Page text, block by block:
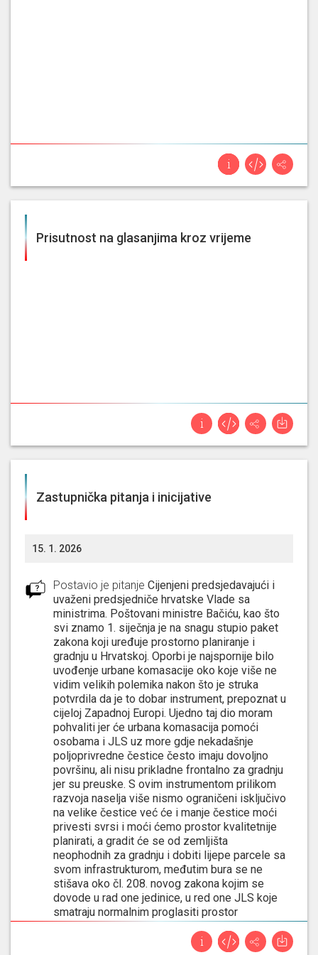
Prisutnost na glasanjima kroz vrijeme
Zastupnička pitanja i inicijative
15. 1. 2026
Postavio je pitanje Cijenjeni predsjedavajući i
uvaženi predsjedniče hrvatske Vlade sa
ministrima. Poštovani ministre Bačiću, kao što
svi znamo 1. siječnja je na snagu stupio paket
zakona koji uređuje prostorno planiranje i
gradnju u Hrvatskoj. Oporbi je najspornije bilo
uvođenje urbane komasacije oko koje više ne
vidim velikih polemika nakon što je struka
potvrdila da je to dobar instrument, prepoznat u
cijeloj Zapadnoj Europi. Ujedno taj dio moram
pohvaliti jer će urbana komasacija pomoći
osobama i JLS uz more gdje nekadašnje
poljoprivredne čestice često imaju dovoljno
površinu, ali nisu prikladne frontalno za gradnju
jer su preuske. S ovim instrumentom prilikom
razvoja naselja više nismo ograničeni isključivo
na velike čestice već će i manje čestice moći
privesti svrsi i moći ćemo prostor kvalitetnije
planirati, a gradit će se od zemljišta
neophodnih za gradnju i dobiti lijepe parcele sa
svom infrastrukturom, međutim bura se ne
stišava oko čl. 208. novog zakona kojim se
dovode u rad one jedinice, u red one JLS koje
smatraju normalnim proglasiti prostor
građevinskim zemljištem, pa na tom prostoru
onemogućiti gradnju slijedećih nekoliko